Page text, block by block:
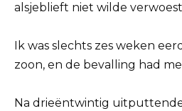
alsjeblieft niet wilde
Ik was slechts zes weken
zoon, en de bevalling had
Na drieëntwintig